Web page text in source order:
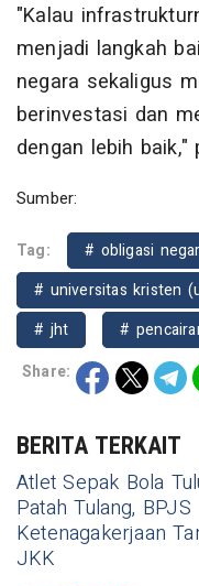
"Kalau
menjadi langkah
negara sekaligus
berinvestasi dan
dengan lebih baik,"
Sumber:
Tag:
# obligasi
# universitas kristen
# jht
#
Share:
BERITA TERKAIT
Atlet Sepak Bola
Patah Tulang, BPJS
Ketenagakerjaan
JKK